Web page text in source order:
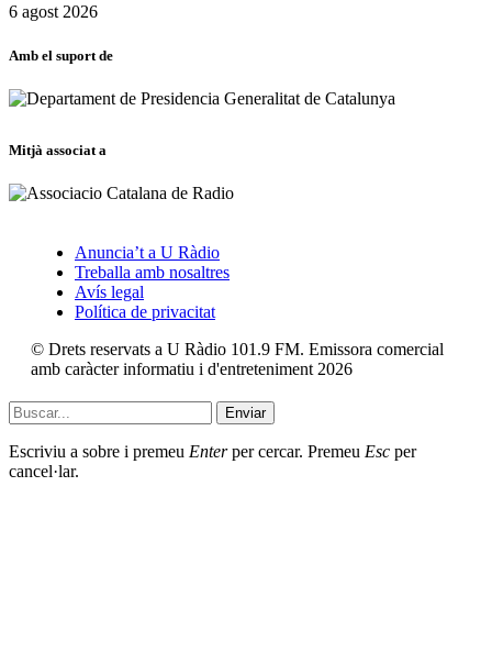
6 agost 2026
Amb el suport de
Mitjà associat a
Anuncia’t a U Ràdio
Treballa amb nosaltres
Avís legal
Política de privacitat
© Drets reservats a U Ràdio 101.9 FM. Emissora comercial
amb caràcter informatiu i d'entreteniment 2026
Enviar
Escriviu a sobre i premeu Enterper cercar. Premeu Esc per
cancel·lar.